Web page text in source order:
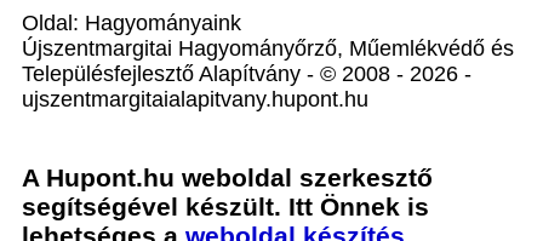
Oldal: Hagyományaink
Újszentmargitai Hagyományőrző, Műemlékvédő és
Településfejlesztő Alapítvány - © 2008 - 2026 -
ujszentmargitaialapitvany.hupont.hu
A Hupont.hu weboldal szerkesztő
segítségével készült. Itt Önnek is